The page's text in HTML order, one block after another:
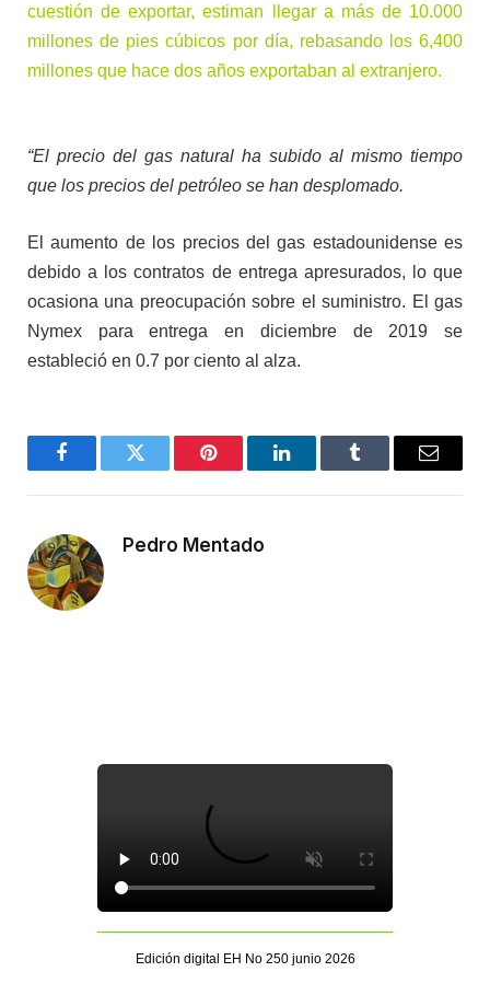
cuestión de exportar, estiman llegar a más de 10.000
millones de pies cúbicos por día, rebasando los 6,400
millones que hace dos años exportaban al extranjero.
“El precio del gas natural ha subido al mismo tiempo
que los precios del petróleo se han desplomado.
El aumento de los precios del gas estadounidense es
debido a los contratos de entrega apresurados, lo que
ocasiona una preocupación sobre el suministro. El gas
Nymex para entrega en diciembre de 2019 se
estableció en 0.7 por ciento al alza.
FacebookTwitter Pinterest LinkedInTumblr Email
Pedro Mentado
Edición digital EH No 250 junio 2026